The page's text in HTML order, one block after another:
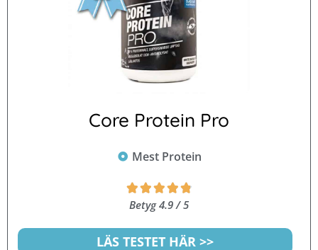
Core Protein Pro
Mest Protein

5
Betyg 4.9 / 5
LÄS TESTET HÄR >>